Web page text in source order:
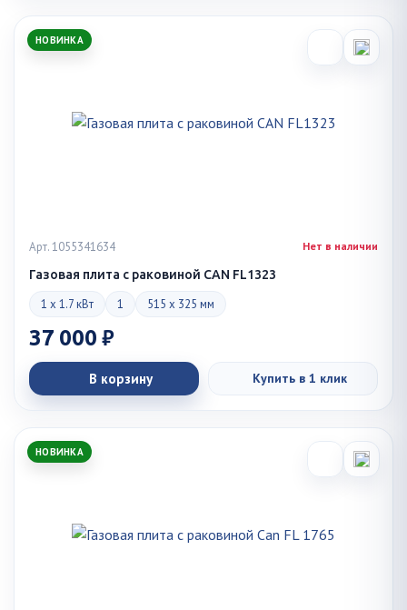
НОВИНКА
Арт. 1055341634 Нет в наличии
Газовая плита с раковиной CAN FL1323
1 x 1.7 кВт 1 515 x 325 мм
37 000 ₽
В корзину Купить в 1 клик
НОВИНКА